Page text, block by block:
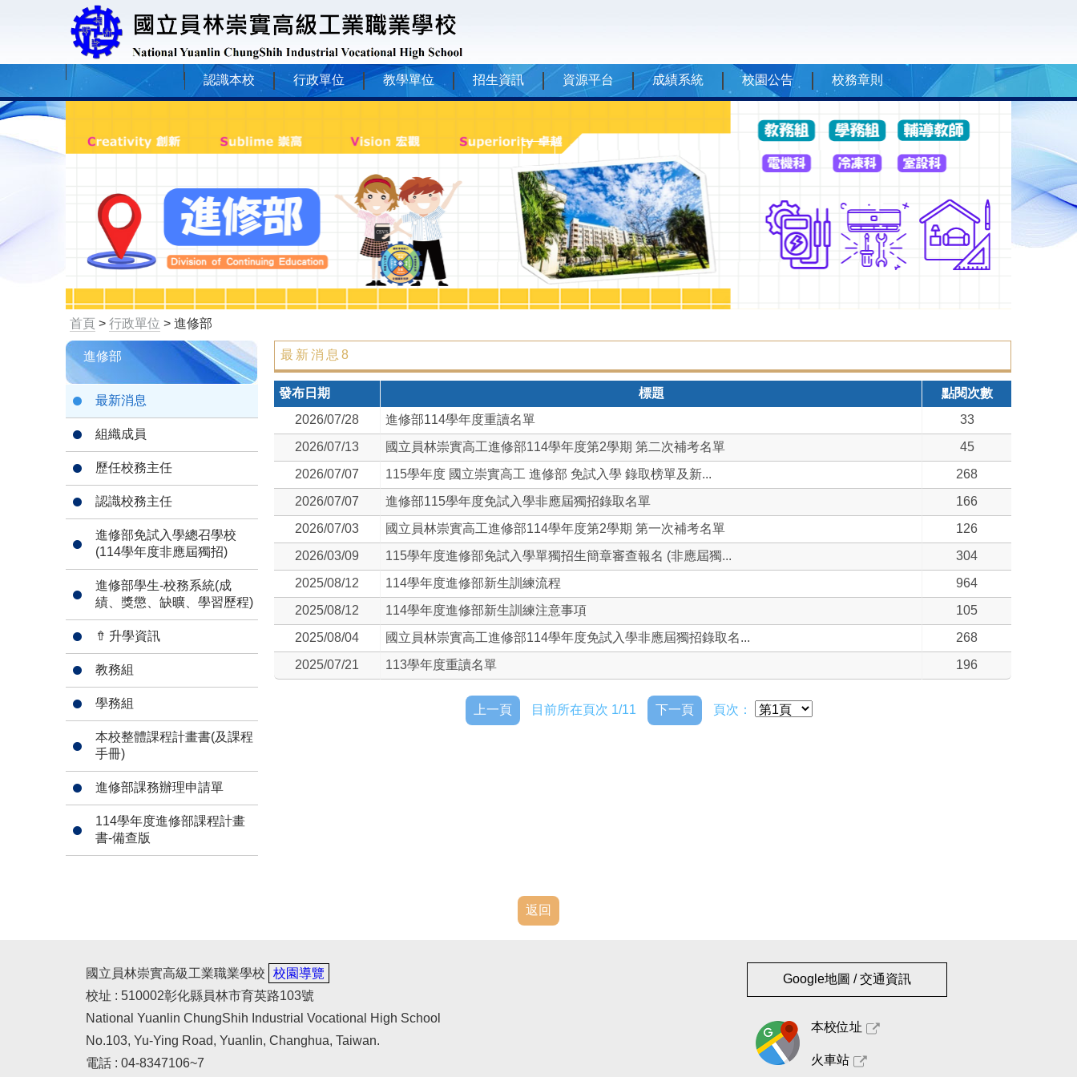
認識本校 行政單位 教學單位 招生資訊 資源平台 成績系統 校園公告 校務章則
首頁 > 行政單位 > 進修部
進修部
最新消息
組織成員
歷任校務主任
認識校務主任
進修部免試入學總召學校
(114學年度非應屆獨招)
進修部學生-校務系統(成
績、獎懲、缺曠、學習歷程)
⇮ 升學資訊
教務組
學務組
本校整體課程計畫書(及課程
手冊)
進修部課務辦理申請單
114學年度進修部課程計畫
書-備查版
最新消息8
發布日期 標題
點閱次數
2026/07/28
進修部114學年度重讀名單
33
2026/07/13
國立員林崇實高工進修部114學年度第2學期 第二次補考名單
45
2026/07/07
115學年度 國立崇實高工 進修部 免試入學 錄取榜單及新...
268
2026/07/07
進修部115學年度免試入學非應屆獨招錄取名單
166
2026/07/03
國立員林崇實高工進修部114學年度第2學期 第一次補考名單
126
2026/03/09
115學年度進修部免試入學單獨招生簡章審查報名 (非應屆獨...
304
2025/08/12
114學年度進修部新生訓練流程
964
2025/08/12
114學年度進修部新生訓練注意事項
105
2025/08/04
國立員林崇實高工進修部114學年度免試入學非應屆獨招錄取名...
268
2025/07/21
113學年度重讀名單 196
上一頁 目前所在頁次 1/11 下一頁 頁次：
返回
國立員林崇實高級工業職業學校
校園導覽
校址 : 510002彰化縣員林市育英路103號
National Yuanlin ChungShih Industrial Vocational High School
No.103, Yu-Ying Road, Yuanlin, Changhua, Taiwan.
電話 : 04-8347106~7
Google地圖 / 交通資訊
本校位址
火車站